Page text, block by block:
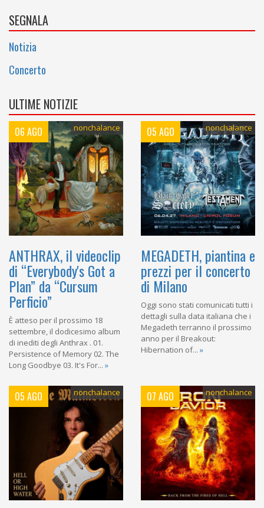
SEGNALA
Notizia
Concerto
ULTIME NOTIZIE
06 AGO nonchalance
ANTHRAX, il videoclip
di “Everybody's Got a
Plan” da “Cursum
Perficio”
È atteso per il prossimo 18
settembre, il dodicesimo album
di inediti degli Anthrax . 01.
Persistence of Memory 02. The
Long Goodbye 03. It's For... »
05 AGO nonchalance
MEGADETH, piantina e
prezzi per il concerto
di Milano
Oggi sono stati comunicati tutti i
dettagli sulla data italiana che i
Megadeth terranno il prossimo
anno per il Breakout:
Hibernation of... »
05 AGO nonchalance 07 AGO nonchalance